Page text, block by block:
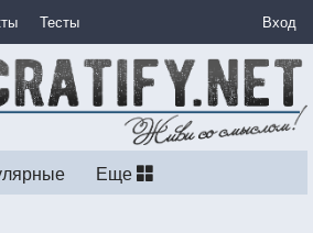
Тесты Вход
Еще